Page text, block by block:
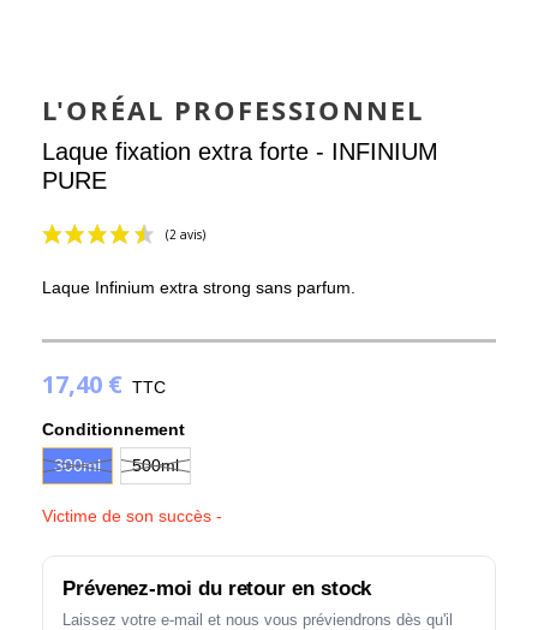
L'ORÉAL PROFESSIONNEL
Laque fixation extra forte - INFINIUM
PURE
Laque Infinium extra strong sans parfum.
17,40 € TTC
Conditionnement
300ml
500ml
Victime de son succès -
Prévenez-moi du retour en stock
Laissez votre e-mail et nous vous préviendrons dès qu'il